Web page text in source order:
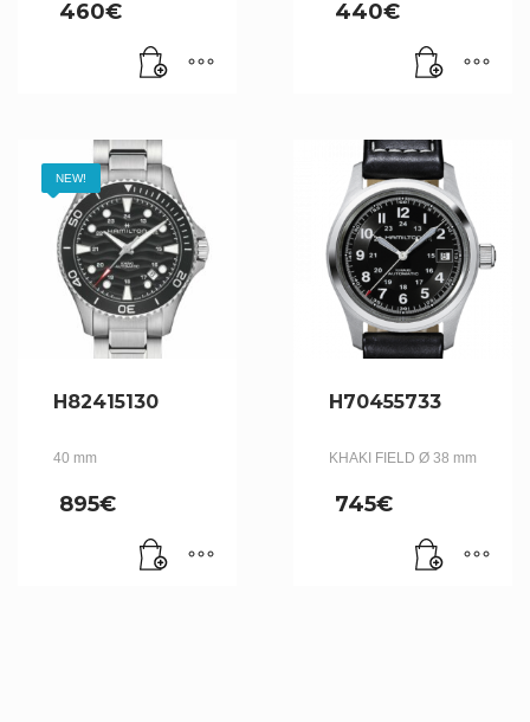
460€ 440€
NEW!
H82415130
40 mm
895€
H70455733
KHAKI FIELD Ø 38 mm
745€